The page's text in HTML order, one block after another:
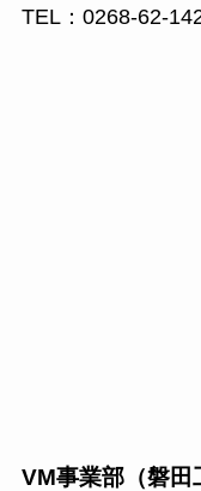
TEL：0268-62-
VM事業部（磐田